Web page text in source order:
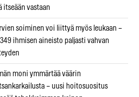
itseään vastaan
soiminen voi liittyä myös leukaan –
ihmisen aineisto paljasti vahvan
moni ymmärtää väärin
– uusi hoitosuositus